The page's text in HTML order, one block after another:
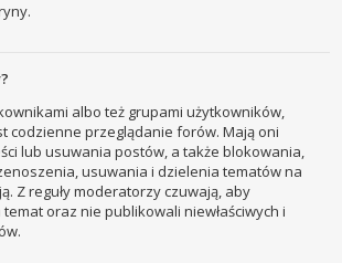
albo też grupami użytkowników,
codzienne przeglądanie forów. Mają oni
lub usuwania postów, a także blokowania,
usuwania i dzielenia tematów na
Z reguły moderatorzy czuwają, aby
oraz nie publikowali niewłaściwych i